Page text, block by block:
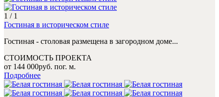
1 / 1
Гостиная в историческом стиле
Гостиная - столовая размещена в загородном доме...
СТОИМОСТЬ ПРОЕКТА
от 144 000руб. пог. м.
Подробнее